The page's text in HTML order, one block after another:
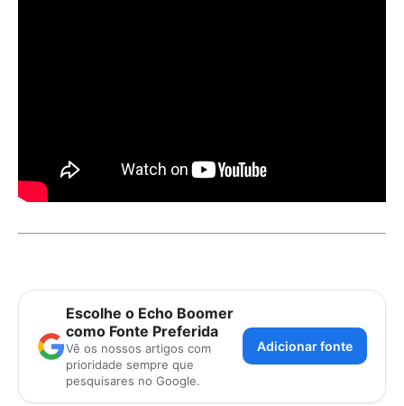
Escolhe o Echo Boomer
como Fonte Preferida
Vê os nossos artigos com
prioridade sempre que
pesquisares no Google.
Adicionar fonte